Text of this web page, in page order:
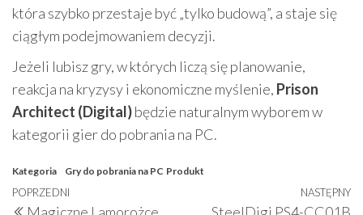
która szybko przestaje być „tylko budową”, a staje się
ciągłym podejmowaniem decyzji.
Jeżeli lubisz gry, w których liczą się planowanie,
reakcja na kryzysy i ekonomiczne myślenie, Prison
Architect (Digital)będzie naturalnym wyborem w
kategorii gier do pobrania na PC.
Kategoria Gry do pobrania na PC Produkt
Nawigacja
Poprzedni
POPRZEDNI NASTĘPNY